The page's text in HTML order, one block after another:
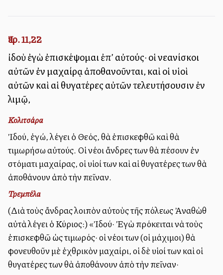
Ἰερ. 11,22
ἰδοὺ ἐγὼ ἐπισκέψομαι ἐπ’ αὐτούς· οἱ νεανίσκοι
αὐτῶν ἐν μαχαίρᾳ ἀποθανοῦνται, καὶ οἱ υἱοὶ
αὐτῶν καὶ αἱ θυγατέρες αὐτῶν τελευτήσουσιν ἐν
λιμῷ,
Κολιτσάρα
Ἰδού, ἐγώ, λέγει ὁ Θεός, θὰ ἐπισκεφθῶ καὶ θὰ
τιμωρήσω αὐτούς. Οἱ νέοι ἄνδρες των θὰ πέσουν ἐν
στόματι μαχαίρας, οἱ υἱοί των καὶ αἱ θυγατέρες των θὰ
ἀποθάνουν ἀπὸ τὴν πεῖναν.
Τρεμπέλα
(Διὰ τοὺς ἄνδρας λοιπὸν αὐτοὺς τῆς πόλεως Ἀναθὼθ
αὐτὰ λέγει ὁ Κύριος:) «Ἰδού· Ἐγὼ πρόκειται νὰ τοὺς
ἐπισκεφθῶ ὡς τιμωρός· οἱ νέοι των (οἱ μάχιμοι) θὰ
φονευθοῦν μὲ ἐχθρικὸν μαχαίρι, οἱ δὲ υἱοί των καὶ οἱ
θυγατέρες των θὰ ἀποθάνουν ἀπὸ τὴν πεῖναν·